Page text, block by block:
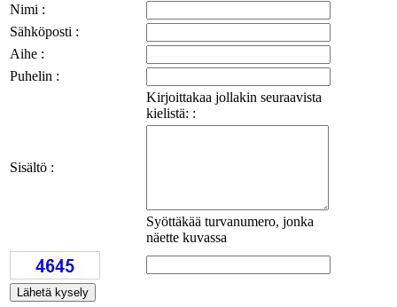
Nimi :
Sähköposti :
Aihe :
Puhelin :
Kirjoittakaa jollakin seuraavista
kielistä: :
Sisältö :
Syöttäkää turvanumero, jonka
näette kuvassa